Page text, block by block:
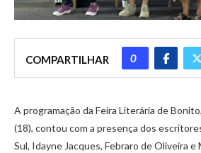
COMPARTILHAR 0
A programação da Feira Literária de
(18), contou com a presença dos
Sul, Idayne Jacques, Febraro de Oliveira e